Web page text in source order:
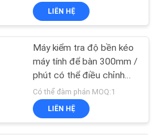
LIÊN HỆ
Máy kiểm tra độ bền kéo
máy tính để bàn 300mm /
phút có thể điều chỉnh
tốc độ
Có thể đàm phán MOQ:1
LIÊN HỆ